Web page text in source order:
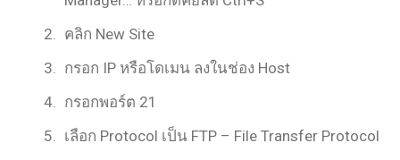
คลิก New Site
กรอก IP หรือโดเมน ลงในช่อง Host
กรอกพอร์ต 21
เลือก Protocol เป็น FTP – File Transfer Protocol